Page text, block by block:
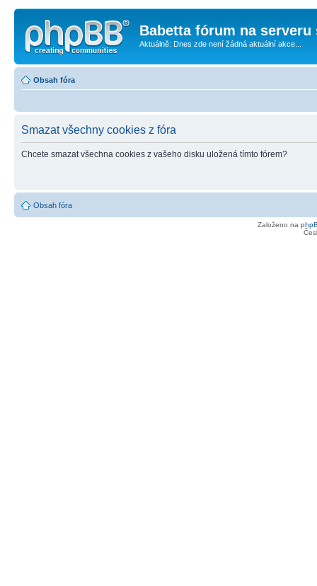
Babetta fórum na serveru
Aktuálně: Dnes zde není žádná aktuální akce...
Obsah fóra
Smazat všechny cookies z fóra
Chcete smazat všechna cookies z vašeho disku uložená tímto fórem?
Obsah fóra
Založeno na